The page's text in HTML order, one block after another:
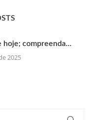
hoje; compreenda...
2025